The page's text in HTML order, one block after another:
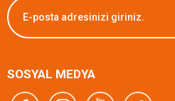
SOSYAL MEDYA